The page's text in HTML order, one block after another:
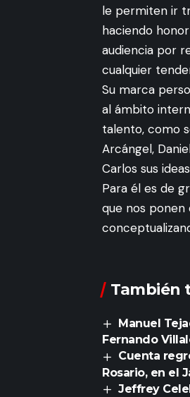
le permiten ir
haciendo
audiencia por
cualquier
Su marca
al ámbito
talento, como
Arcángel,
Carlos sus
Para él es de
que nos
También
Manuel
Fernando
Cuenta
Rosario, en el
Jeffrey